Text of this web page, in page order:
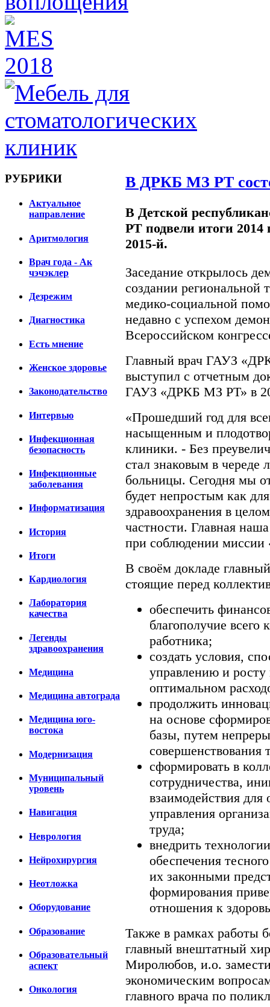
РУБРИКИ
Актуальное
направление
Аритмология
Врач года - Ак
чэчэклер
Дезрежим
Диагностика
Есть мнение
Женское здоровье
Законодательство
Интервью
Инфекционная
безопасность
Инфекционные
заболевания
Информатизация
История
Итоги
Кардиология
Лаборатория
качества
Легенды
здравоохранения
Медицина
Медицина автограда
Медицина юго-
востока
Модернизация
Муниципальный
уровень
Навигация
Неврология
Нейрохирургия
Неотложка
Оборудование
Образование
Образовательный
аспект
Онкология
В ДРКБ МЗ РТ
В Детской
РТ подвели итоги 2014
2015-й.
Заседание открылось
создании региональной
медико-социальной
недавно с успехом
Всероссийском
Главный врач ГАУЗ
выступил с отчетным
ГАУЗ «ДРКБ МЗ РТ» в
«Прошедший год для
насыщенным и
клиники. - Без
стал знаковым в череде
больницы. Сегодня мы
будет непростым как
здравоохранения в
частности. Главная наша
при соблюдении миссии
В своём докладе
стоящие перед
обеспечить
благополучие всего
работника;
создать условия,
управлению и росту
оптимальном
продолжить
на основе
базы, путем
совершенствования
сформировать в
сотрудничества,
взаимодействия для
управления
труда;
внедрить
обеспечения
их законными
формирования
отношения к
Также в рамках работы
главный внештатный
Миролюбов, и.о.
экономическим
главного врача по